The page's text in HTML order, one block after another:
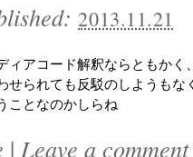
2013.11.21
ィアコード解釈ならともかく
せられても反駁のしようもな
ことなのかしらね
| Leave a comment